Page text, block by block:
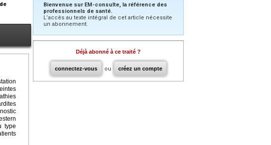
type
Bienvenue sur EM-consulte, la référence des
professionnels de santé.
L’accès au texte intégral de cet article nécessite
un abonnement.
Déjà abonné à ce traité ?
connectez-vous ou créez un compte